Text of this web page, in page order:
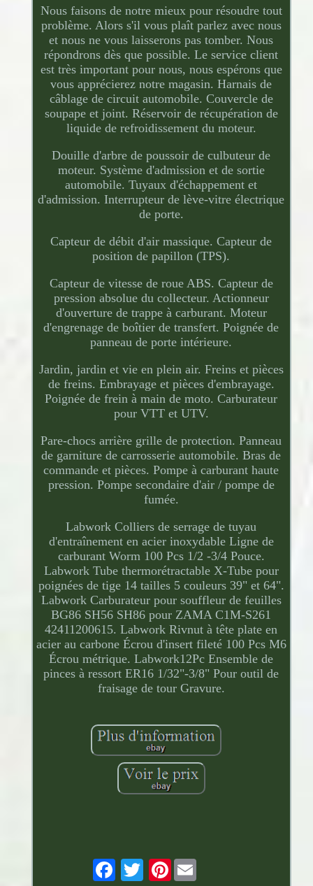
Nous faisons de notre mieux pour résoudre tout
problème. Alors s'il vous plaît parlez avec nous
et nous ne vous laisserons pas tomber. Nous
répondrons dès que possible. Le service client
est très important pour nous, nous espérons que
vous apprécierez notre magasin. Harnais de
câblage de circuit automobile. Couvercle de
soupape et joint. Réservoir de récupération de
liquide de refroidissement du moteur.
Douille d'arbre de poussoir de culbuteur de
moteur. Système d'admission et de sortie
automobile. Tuyaux d'échappement et
d'admission. Interrupteur de lève-vitre électrique
de porte.
Capteur de débit d'air massique. Capteur de
position de papillon (TPS).
Capteur de vitesse de roue ABS. Capteur de
pression absolue du collecteur. Actionneur
d'ouverture de trappe à carburant. Moteur
d'engrenage de boîtier de transfert. Poignée de
panneau de porte intérieure.
Jardin, jardin et vie en plein air. Freins et pièces
de freins. Embrayage et pièces d'embrayage.
Poignée de frein à main de moto. Carburateur
pour VTT et UTV.
Pare-chocs arrière grille de protection. Panneau
de garniture de carrosserie automobile. Bras de
commande et pièces. Pompe à carburant haute
pression. Pompe secondaire d'air / pompe de
fumée.
Labwork Colliers de serrage de tuyau
d'entraînement en acier inoxydable Ligne de
carburant Worm 100 Pcs 1/2 -3/4 Pouce.
Labwork Tube thermorétractable X-Tube pour
poignées de tige 14 tailles 5 couleurs 39" et 64".
Labwork Carburateur pour souffleur de feuilles
BG86 SH56 SH86 pour ZAMA C1M-S261
42411200615. Labwork Rivnut à tête plate en
acier au carbone Écrou d'insert fileté 100 Pcs M6
Écrou métrique. Labwork12Pc Ensemble de
pinces à ressort ER16 1/32"-3/8" Pour outil de
fraisage de tour Gravure.
Pinterest